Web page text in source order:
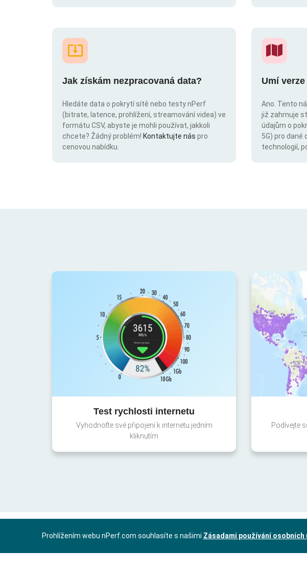
Jak získám nezpracovaná data?
Hledáte data o pokrytí sítě nebo testy nPerf
(bitrate, latence, prohlížení, streamování videa) ve
formátu CSV, abyste je mohli používat, jakkoli
chcete? Žádný problém! Kontaktujte nás pro
cenovou nabídku.
Umí
Ano. Tento
již zahrnuje
údajům o
5G) pro
technologií,
Test rychlosti internetu
Vyhodnoťte své připojení k internetu jedním
kliknutím
Podívejte
Prohlížením webu nPerf.com souhlasíte s našimi Zásadami používání